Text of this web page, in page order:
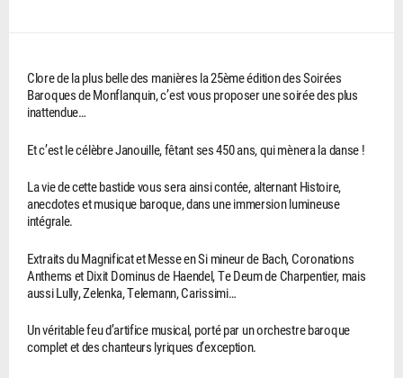
Clore de la plus belle des manières la 25ème édition des Soirées
Baroques de Monflanquin, c’est vous proposer une soirée des plus
inattendue…
Et c’est le célèbre Janouille, fêtant ses 450 ans, qui mènera la danse !
La vie de cette bastide vous sera ainsi contée, alternant Histoire,
anecdotes et musique baroque, dans une immersion lumineuse
intégrale.
Extraits du Magnificat et Messe en Si mineur de Bach, Coronations
Anthems et Dixit Dominus de Haendel, Te Deum de Charpentier, mais
aussi Lully, Zelenka, Telemann, Carissimi…
Un véritable feu d’artifice musical, porté par un orchestre baroque
complet et des chanteurs lyriques d’exception.